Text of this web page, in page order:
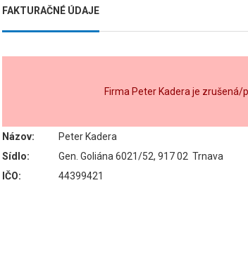
FAKTURAČNÉ ÚDAJE
Firma Peter Kadera je zrušená/
Názov:
Peter Kadera
Sídlo:
Gen. Goliána 6021/52, 917 02 Trnava
IČO:
44399421